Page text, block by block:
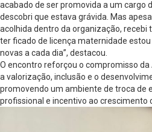
acabado de ser promovida a um cargo
descobri que estava grávida. Mas
acolhida dentro da organização, recebi
ter ficado de licença maternidade
novas a cada dia”, destacou.
O encontro reforçou o compromisso
a valorização, inclusão e o
promovendo um ambiente de troca de
profissional e incentivo ao crescimento